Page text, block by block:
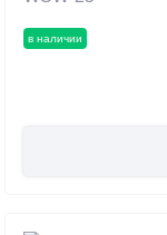
в наличии